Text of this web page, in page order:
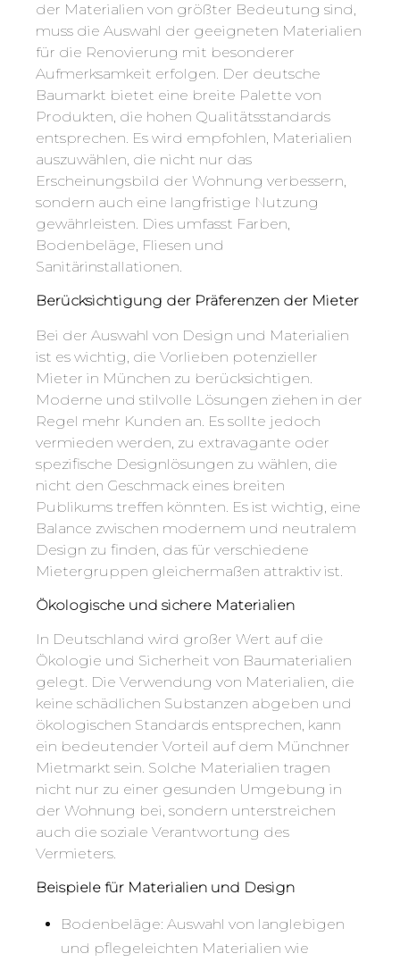
der Materialien von größter Bedeutung sind,
muss die Auswahl der geeigneten Materialien
für die Renovierung mit besonderer
Aufmerksamkeit erfolgen. Der deutsche
Baumarkt bietet eine breite Palette von
Produkten, die hohen Qualitätsstandards
entsprechen. Es wird empfohlen, Materialien
auszuwählen, die nicht nur das
Erscheinungsbild der Wohnung verbessern,
sondern auch eine langfristige Nutzung
gewährleisten. Dies umfasst Farben,
Bodenbeläge, Fliesen und
Sanitärinstallationen.
Berücksichtigung der Präferenzen der Mieter
Bei der Auswahl von Design und Materialien
ist es wichtig, die Vorlieben potenzieller
Mieter in München zu berücksichtigen.
Moderne und stilvolle Lösungen ziehen in der
Regel mehr Kunden an. Es sollte jedoch
vermieden werden, zu extravagante oder
spezifische Designlösungen zu wählen, die
nicht den Geschmack eines breiten
Publikums treffen könnten. Es ist wichtig, eine
Balance zwischen modernem und neutralem
Design zu finden, das für verschiedene
Mietergruppen gleichermaßen attraktiv ist.
Ökologische und sichere Materialien
In Deutschland wird großer Wert auf die
Ökologie und Sicherheit von Baumaterialien
gelegt. Die Verwendung von Materialien, die
keine schädlichen Substanzen abgeben und
ökologischen Standards entsprechen, kann
ein bedeutender Vorteil auf dem Münchner
Mietmarkt sein. Solche Materialien tragen
nicht nur zu einer gesunden Umgebung in
der Wohnung bei, sondern unterstreichen
auch die soziale Verantwortung des
Vermieters.
Beispiele für Materialien und Design
Bodenbeläge: Auswahl von langlebigen
und pflegeleichten Materialien wie